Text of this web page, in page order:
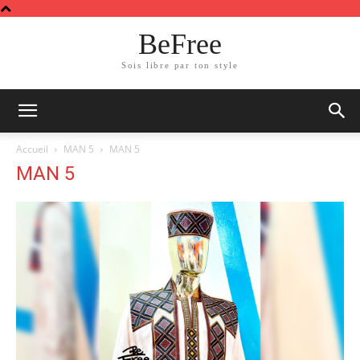
BeFree
Sois libre par ton style
Accueil MAN 5 MAN 5
MAN 5